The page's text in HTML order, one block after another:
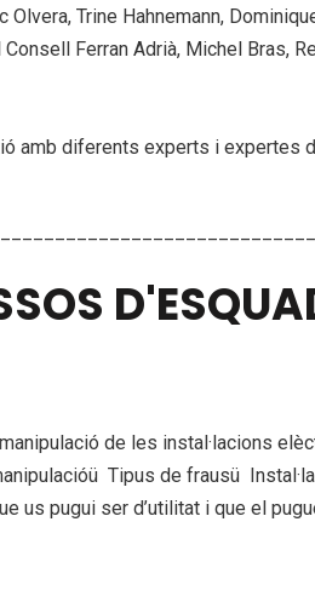
Trine Hahnemann,
Ferran Adrià, Michel Bras,
amb diferents experts i expertes
de les instal·lacions
Tipus de frausü
us pugui ser d’utilitat i que el